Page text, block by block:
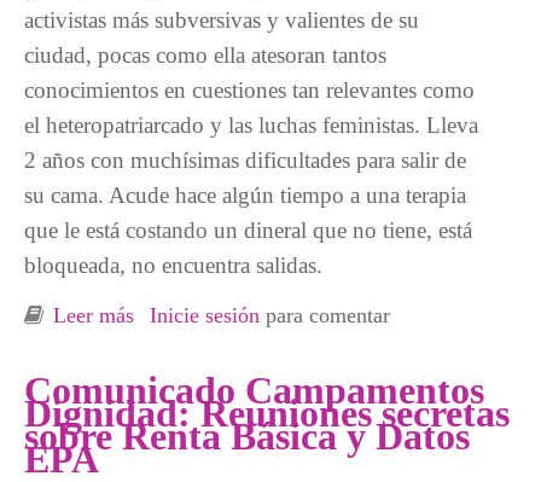
activistas más subversivas y valientes de su
ciudad, pocas como ella atesoran tantos
conocimientos en cuestiones tan relevantes como
el heteropatriarcado y las luchas feministas. Lleva
2 años con muchísimas dificultades para salir de
su cama. Acude hace algún tiempo a una terapia
que le está costando un dineral que no tiene, está
bloqueada, no encuentra salidas.
Leer más sobre Depresión, dignidad y condiciones
Inicie sesión para comentar
Comunicado Campamentos
Dignidad: Reuniones secretas
sobre Renta Básica y Datos
EPA